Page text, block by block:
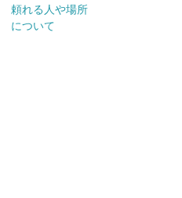
頼れる人や場所
について